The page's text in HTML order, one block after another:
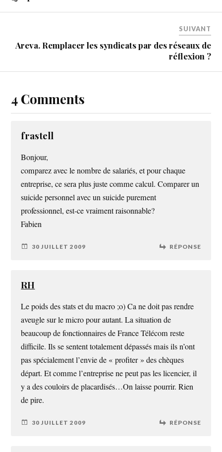
SUIVANT
Areva. Remplacer les syndicats par des réseaux de
réflexion ?
4 Comments
frastell
Bonjour,
comparez avec le nombre de salariés, et pour chaque
entreprise, ce sera plus juste comme calcul. Comparer un
suicide personnel avec un suicide purement
professionnel, est-ce vraiment raisonnable?
Fabien
30 JUILLET 2009 RÉPONSE
RH
Le poids des stats et du macro ;o) Ca ne doit pas rendre
aveugle sur le micro pour autant. La situation de
beaucoup de fonctionnaires de France Télécom reste
difficile. Ils se sentent totalement dépassés mais ils n’ont
pas spécialement l’envie de « profiter » des chèques
départ. Et comme l’entreprise ne peut pas les licencier, il
y a des couloirs de placardisés…On laisse pourrir. Rien
de pire.
30 JUILLET 2009 RÉPONSE